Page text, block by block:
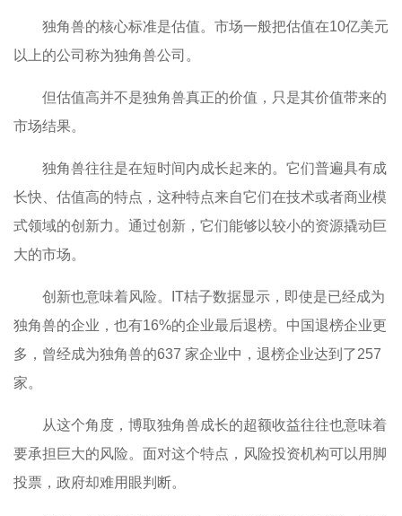
独角兽的核心标准是估值。市场一般把估值在10亿美元
以上的公司称为独角兽公司。
但估值高并不是独角兽真正的价值，只是其价值带来的
市场结果。
独角兽往往是在短时间内成长起来的。它们普遍具有成
长快、估值高的特点，这种特点来自它们在技术或者商业模
式领域的创新力。通过创新，它们能够以较小的资源撬动巨
大的市场。
创新也意味着风险。IT桔子数据显示，即使是已经成为
独角兽的企业，也有16%的企业最后退榜。中国退榜企业更
多，曾经成为独角兽的637 家企业中，退榜企业达到了257
家。
从这个角度，博取独角兽成长的超额收益往往也意味着
要承担巨大的风险。面对这个特点，风险投资机构可以用脚
投票，政府却难用眼判断。